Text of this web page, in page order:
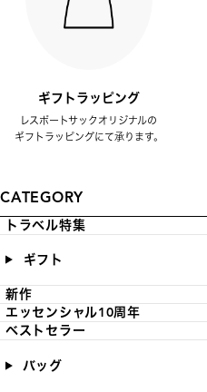
ギフトラッピング
レスポートサックオリジナルの
ギフトラッピングにて承ります。
CATEGORY
トラベル特集
ギフト
新作
エッセンシャル10周年
ベストセラー
バッグ